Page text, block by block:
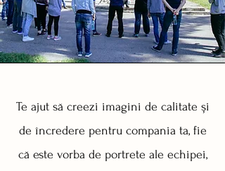
Te ajut să creezi imagini de calitate și
de încredere pentru compania ta, fie
că este vorba de portrete ale echipei,